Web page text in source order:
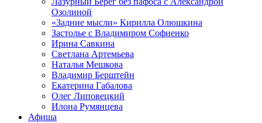
Озолиной
«Задние мысли» Кирилла Олюшкина
Застолье с Владимиром Софиенко
Ирина Савкина
Светлана Артемьева
Наталья Мешкова
Владимир Берштейн
Екатерина Габалова
Олег Липовецкий
Илона Румянцева
Афиша